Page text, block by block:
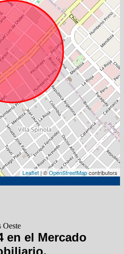
Leaflet | ©OpenStreetMapcontributors
en el Mercado